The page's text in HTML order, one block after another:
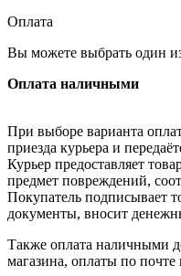
Оплата
Вы можете выбрать один
Оплата наличными
При выборе варианта
приезда курьера и
Курьер предоставляет
предмет повреждений,
Покупатель подписывает
документы, вносит
Также оплата наличными
магазина, оплаты по